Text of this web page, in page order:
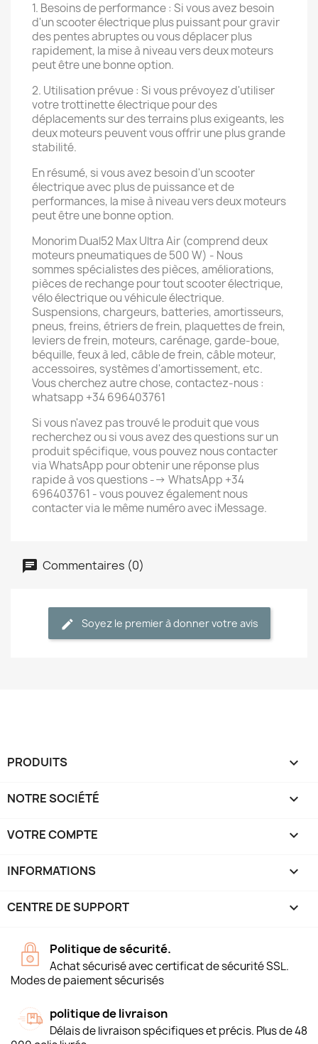
1. Besoins de performance : Si vous avez besoin
d'un scooter électrique plus puissant pour gravir
des pentes abruptes ou vous déplacer plus
rapidement, la mise à niveau vers deux moteurs
peut être une bonne option.
2. Utilisation prévue : Si vous prévoyez d'utiliser
votre trottinette électrique pour des
déplacements sur des terrains plus exigeants, les
deux moteurs peuvent vous offrir une plus grande
stabilité.
En résumé, si vous avez besoin d'un scooter
électrique avec plus de puissance et de
performances, la mise à niveau vers deux moteurs
peut être une bonne option.
Monorim Dual52 Max Ultra Air (comprend deux
moteurs pneumatiques de 500 W) - Nous
sommes spécialistes des pièces, améliorations,
pièces de rechange pour tout scooter électrique,
vélo électrique ou véhicule électrique.
Suspensions, chargeurs, batteries, amortisseurs,
pneus, freins, étriers de frein, plaquettes de frein,
leviers de frein, moteurs, carénage, garde-boue,
béquille, feux à led, câble de frein, câble moteur,
accessoires, systèmes d'amortissement, etc.
Vous cherchez autre chose, contactez-nous :
whatsapp +34 696403761
Si vous n'avez pas trouvé le produit que vous
recherchez ou si vous avez des questions sur un
produit spécifique, vous pouvez nous contacter
via WhatsApp pour obtenir une réponse plus
rapide à vos questions --> WhatsApp +34
696403761 - vous pouvez également nous
contacter via le même numéro avec iMessage.
Commentaires (0)
Soyez le premier à donner votre avis
PRODUITS 
NOTRE SOCIÉTÉ 
VOTRE COMPTE 
INFORMATIONS keyboard_arrow_down
CENTRE DE SUPPORT 
Politique de sécurité.
Achat sécurisé avec certificat de sécurité SSL.
Modes de paiement sécurisés
politique de livraison
Délais de livraison spécifiques et précis. Plus de 48